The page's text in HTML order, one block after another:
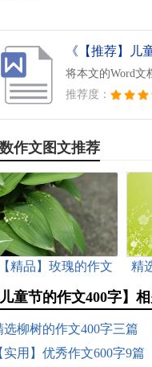
《【推荐】儿
将本文的Word文
推荐度：
作文图文推荐
【精品】玫瑰的作文
精
儿童节的作文400字】
选柳树的作文400字三篇
实用】优秀作文600字9篇